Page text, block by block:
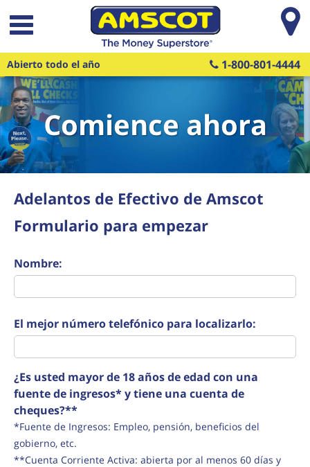
Saltar al contenido principal
Abierto todo el año 1-800-801-4444
Comience ahora
Adelantos de Efectivo de Amscot
Formulario para empezar
Nombre:
El mejor número telefónico para localizarlo:
¿Es usted mayor de 18 años de edad con una
fuente de ingresos* y tiene una cuenta de
cheques?**
*Fuente de Ingresos: Empleo, pensión, beneficios del
gobierno, etc.
**Cuenta Corriente Activa: abierta por al menos 60 días y